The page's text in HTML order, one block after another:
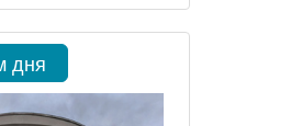
дня